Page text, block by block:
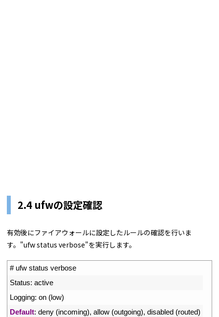
2.4 ufwの設定確認
有効後にファイアウォールに設定したルールの確認を行いま
す。"ufw status verbose"を実行します。
# ufw status verbose
Status: active
Logging: on (low)
Default: deny (incoming), allow (outgoing), disabled (routed)